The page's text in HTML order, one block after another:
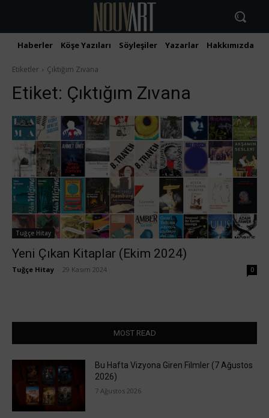
Haberler Köşe Yazıları Söyleşiler Yazarlar Hakkımızda
Etiketler Çıktığım Zıvana
Etiket: Çıktığım Zıvana
Tuğçe Hitay
Yeni Çıkan Kitaplar (Ekim 2024)
Tuğçe Hitay 29 Kasım 2024 0
MOST READ
Bu Hafta Vizyona Giren Filmler (7 Ağustos
2026)
7 Ağustos 2026